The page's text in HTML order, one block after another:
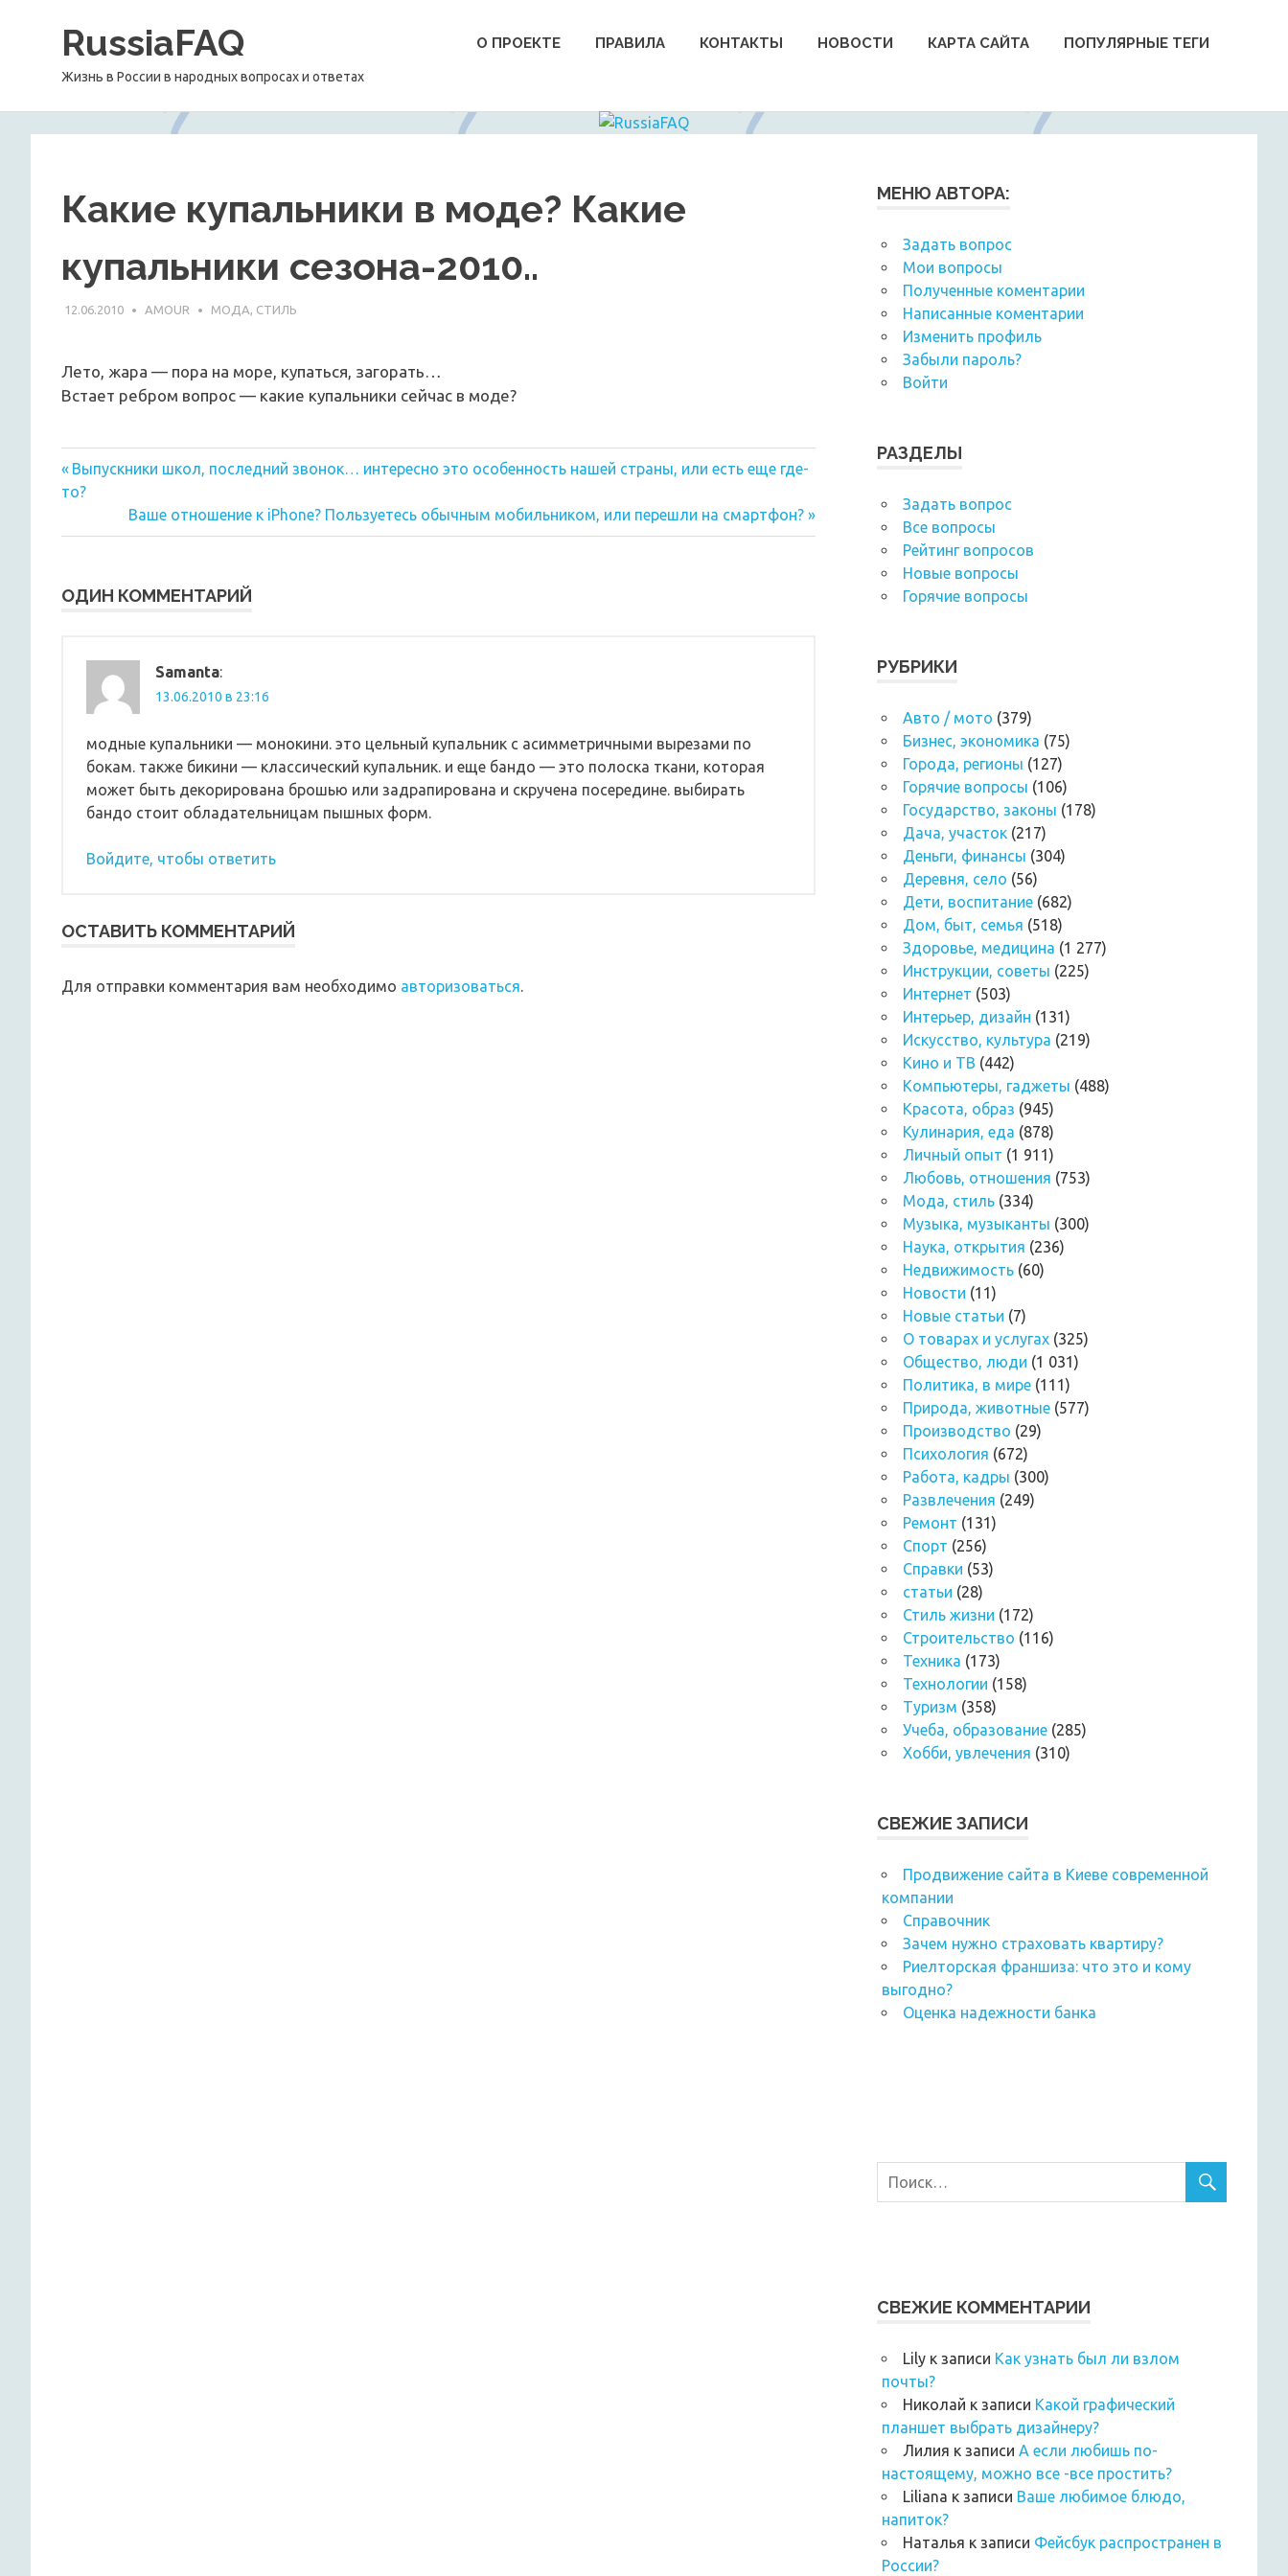
содержимомуRussiaFAQ
Жизнь в России в народных вопросах и ответах
О ПРОЕКТЕ ПРАВИЛА КОНТАКТЫ НОВОСТИ КАРТА САЙТА ПОПУЛЯРНЫЕ ТЕГИ
Какие купальники в моде? Какие
купальники сезона-2010..
12.06.2010 AMOUR МОДА, СТИЛЬ
Лето, жара — пора на море, купаться, загорать…
Встает ребром вопрос — какие купальники сейчас в моде?
Навигация
записям
Предыдущая
запись:
Выпускники школ, последний звонок… интересно это особенность нашей страны, или есть еще где-
то?
Следующая
запись:
Ваше отношение к iPhone? Пользуетесь обычным мобильником, или перешли на смартфон?
ОДИН КОММЕНТАРИЙ
Samanta:
13.06.2010 в 23:16
модные купальники — монокини. это цельный купальник с асимметричными вырезами по
бокам. также бикини — классический купальник. и еще бандо — это полоска ткани, которая
может быть декорирована брошью или задрапирована и скручена посередине. выбирать
бандо стоит обладательницам пышных форм.
Войдите, чтобы ответить
ОСТАВИТЬ КОММЕНТАРИЙ
Для отправки комментария вам необходимо авторизоваться.
МЕНЮ АВТОРА:
Задать вопрос
Мои вопросы
Полученные коментарии
Написанные коментарии
Изменить профиль
Забыли пароль?
Войти
РАЗДЕЛЫ
Задать вопрос
Все вопросы
Рейтинг вопросов
Новые вопросы
Горячие вопросы
РУБРИКИ
Авто / мото (379)
Бизнес, экономика (75)
Города, регионы (127)
Горячие вопросы (106)
Государство, законы (178)
Дача, участок (217)
Деньги, финансы (304)
Деревня, село (56)
Дети, воспитание (682)
Дом, быт, семья (518)
Здоровье, медицина (1 277)
Инструкции, советы (225)
Интернет (503)
Интерьер, дизайн (131)
Искусство, культура (219)
Кино и ТВ (442)
Компьютеры, гаджеты (488)
Красота, образ (945)
Кулинария, еда (878)
Личный опыт (1 911)
Любовь, отношения (753)
Мода, стиль (334)
Музыка, музыканты (300)
Наука, открытия (236)
Недвижимость (60)
Новости (11)
Новые статьи (7)
О товарах и услугах (325)
Общество, люди (1 031)
Политика, в мире (111)
Природа, животные (577)
Производство (29)
Психология (672)
Работа, кадры (300)
Развлечения (249)
Ремонт (131)
Спорт (256)
Справки (53)
статьи (28)
Стиль жизни (172)
Строительство (116)
Техника (173)
Технологии (158)
Туризм (358)
Учеба, образование (285)
Хобби, увлечения (310)
СВЕЖИЕ ЗАПИСИ
Продвижение сайта в Киеве современной
компании
Справочник
Зачем нужно страховать квартиру?
Риелторская франшиза: что это и кому
выгодно?
Оценка надежности банка
СВЕЖИЕ КОММЕНТАРИИ
Lily к записи Как узнать был ли взлом
почты?
Николай к записи Какой графический
планшет выбрать дизайнеру?
Лилия к записи А если любишь по-
настоящему, можно все -все простить?
Liliana к записи Ваше любимое блюдо,
напиток?
Наталья к записи Фейсбук распространен в
России?